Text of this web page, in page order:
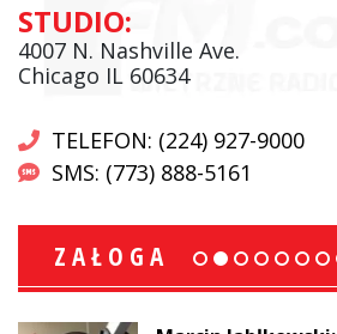
STUDIO:
4007 N. Nashville Ave.
Chicago IL 60634
TELEFON: (224) 927-9000
SMS: (773) 888-5161
ZAŁOGA